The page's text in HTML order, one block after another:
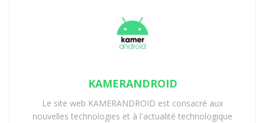
L’une des promesses les plus séduisantes du
numérique dans les élections est sa capacité à
technologies comme le vote électronique et
l’enregistrement biométrique des électeurs pourrait
réduire les risques de fraude, améliorer le comptage
KAMERANDROID
Le site web KAMERANDROID est consacré aux
nouvelles technologies et à l'actualité technologique